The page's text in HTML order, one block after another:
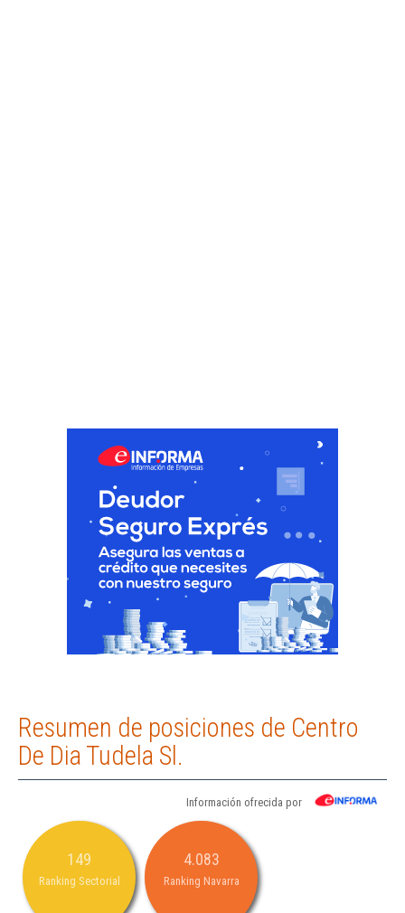
Resumen de posiciones de Centro
De Dia Tudela Sl.
Información ofrecida por
149
Ranking Sectorial
4.083
Ranking Navarra